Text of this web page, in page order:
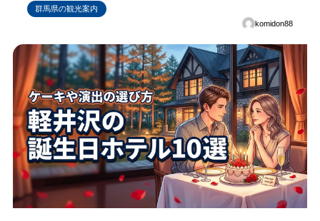
群馬県の観光案内
komidon88